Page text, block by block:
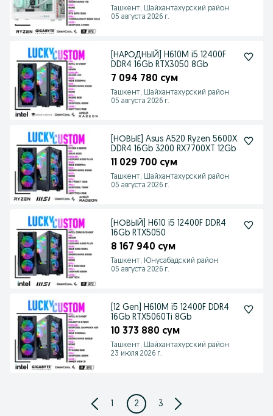
Ташкент, Шайхантахурский район
05 августа 2026 г.
[НАРОДНЫЙ] H610M i5 12400F
DDR4 16Gb RTX3050 8Gb
7 094 780 сум
Ташкент, Шайхантахурский район
05 августа 2026 г.
[НОВЫЕ] Asus A520 Ryzen 5600X
DDR4 16Gb 3200 RX7700XT 12Gb
11 029 700 сум
Ташкент, Шайхантахурский район
05 августа 2026 г.
[НОВЫЙ] H610 i5 12400F DDR4
16Gb RTX5050
8 167 940 сум
Ташкент, Юнусабадский район
05 августа 2026 г.
[12 Gen] H610M i5 12400F DDR4
16Gb RTX5060Ti 8Gb
10 373 880 сум
Ташкент, Шайхантахурский район
23 июля 2026 г.
1 2 3